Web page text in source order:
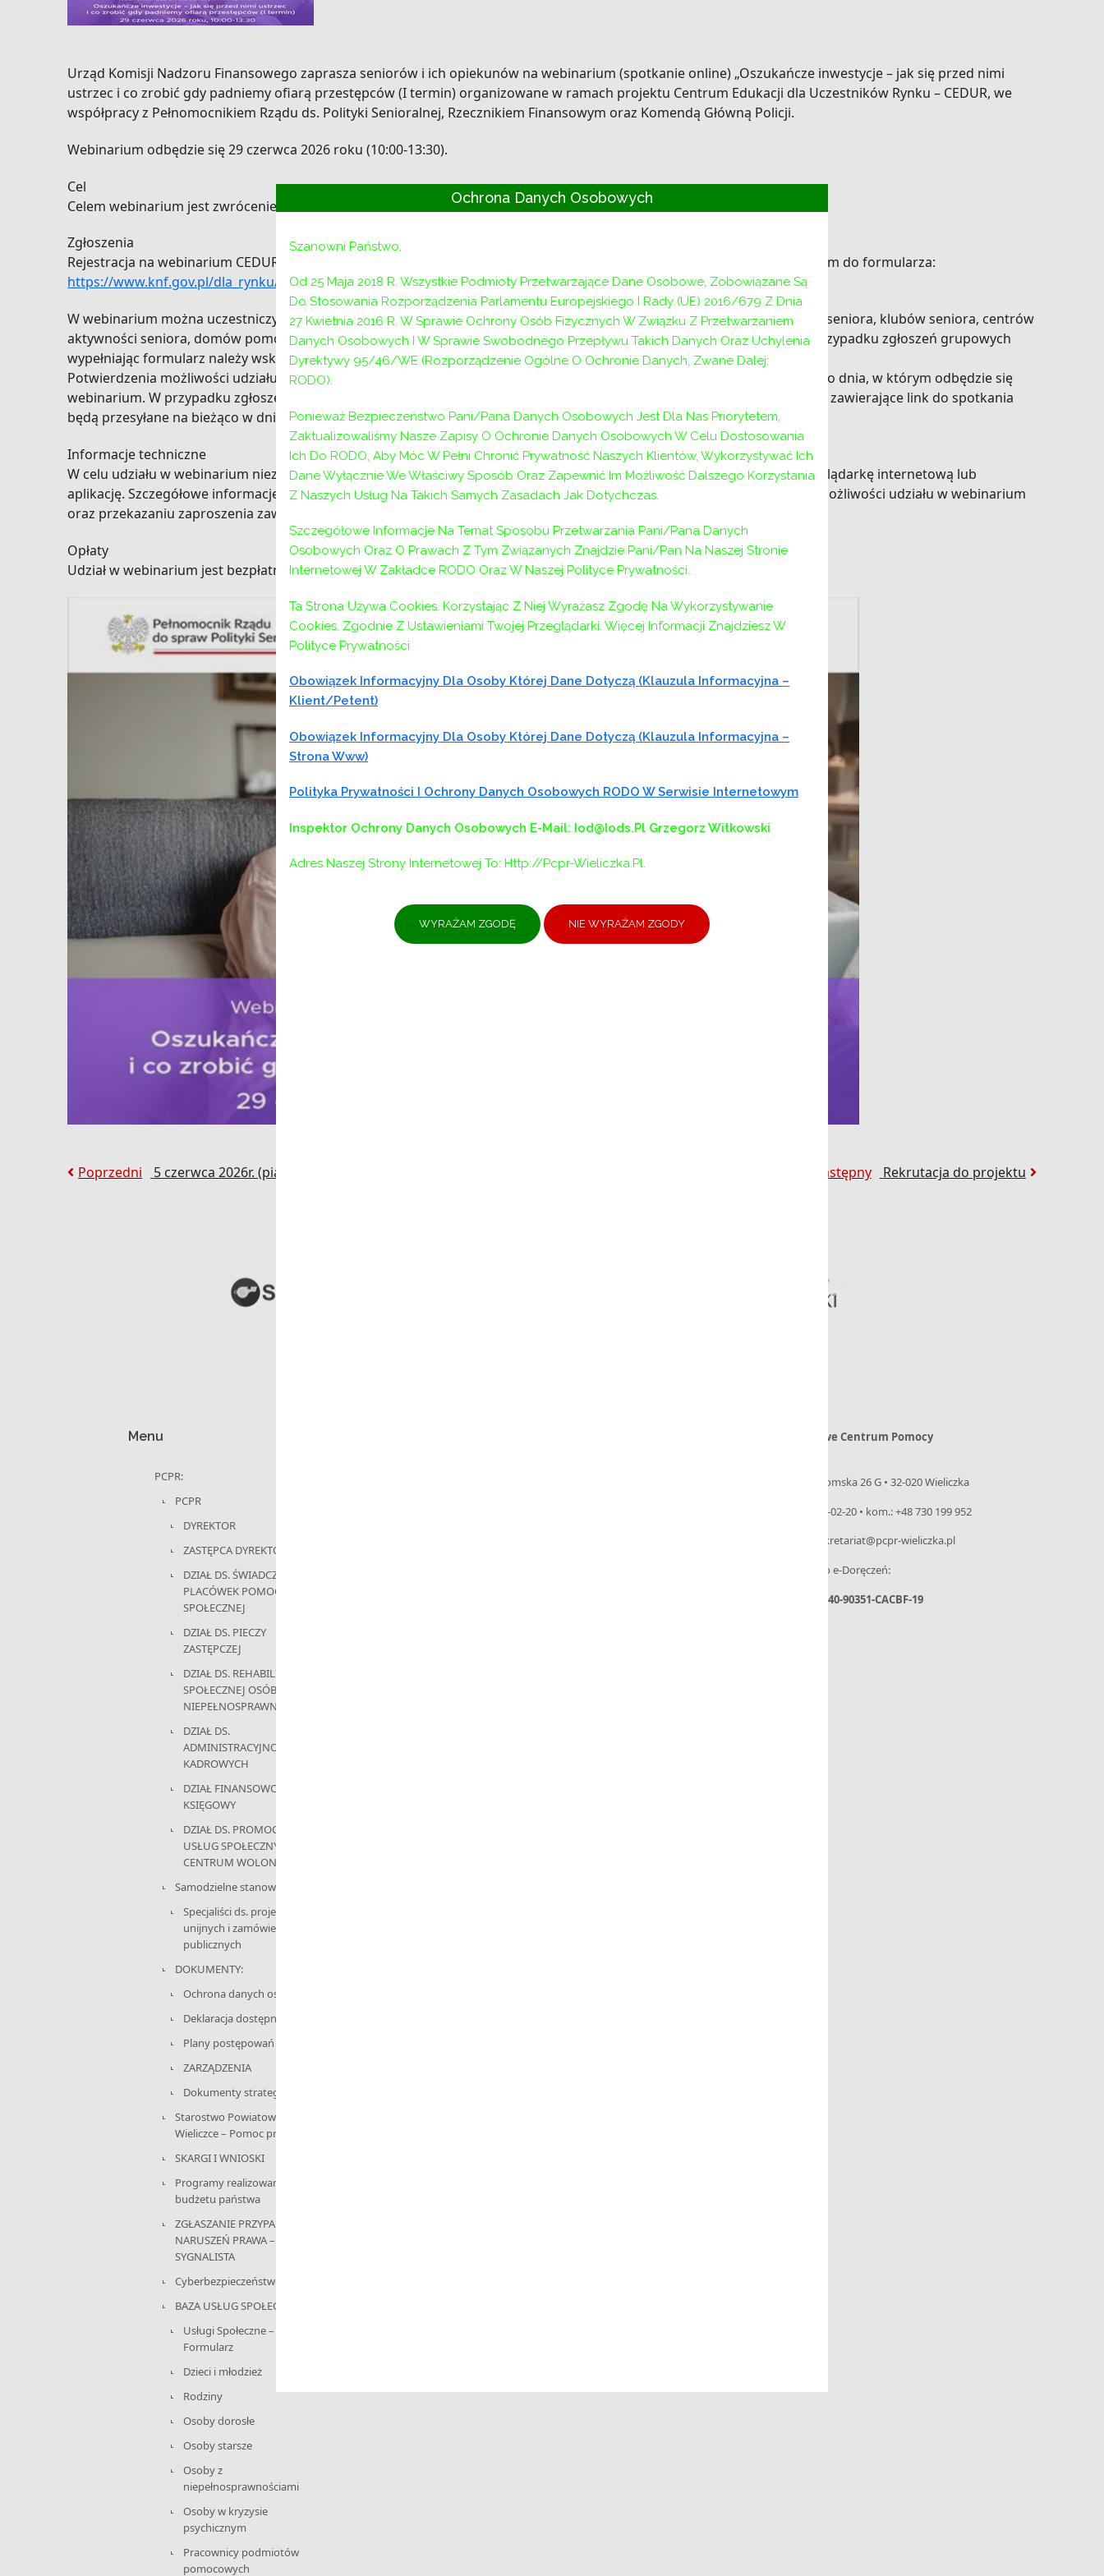
Ochrona Danych Osobowych
Szanowni Państwo,
Od 25 Maja 2018 R. Wszystkie Podmioty Przetwarzające Dane Osobowe, Zobowiązane Są
Do Stosowania Rozporządzenia Parlamentu Europejskiego I Rady (UE) 2016/679 Z Dnia
27 Kwietnia 2016 R. W Sprawie Ochrony Osób Fizycznych W Związku Z Przetwarzaniem
Danych Osobowych I W Sprawie Swobodnego Przepływu Takich Danych Oraz Uchylenia
Dyrektywy 95/46/WE (Rozporządzenie Ogólne O Ochronie Danych, Zwane Dalej:
RODO).
Ponieważ Bezpieczeństwo Pani/Pana Danych Osobowych Jest Dla Nas Priorytetem,
Zaktualizowaliśmy Nasze Zapisy O Ochronie Danych Osobowych W Celu Dostosowania
Ich Do RODO, Aby Móc W Pełni Chronić Prywatność Naszych Klientów, Wykorzystywać Ich
Dane Wyłącznie We Właściwy Sposób Oraz Zapewnić Im Możliwość Dalszego Korzystania
Z Naszych Usług Na Takich Samych Zasadach Jak Dotychczas.
Szczegółowe Informacje Na Temat Sposobu Przetwarzania Pani/Pana Danych
Osobowych Oraz O Prawach Z Tym Związanych Znajdzie Pani/Pan Na Naszej Stronie
Internetowej W Zakładce RODO Oraz W Naszej Polityce Prywatności.
Ta Strona Używa Cookies. Korzystając Z Niej Wyrażasz Zgodę Na Wykorzystywanie
Cookies, Zgodnie Z Ustawieniami Twojej Przeglądarki. Więcej Informacji Znajdziesz W
Polityce Prywatności
Obowiązek Informacyjny Dla Osoby Której Dane Dotyczą (klauzula Informacyjna –
Klient/petent)
Obowiązek Informacyjny Dla Osoby Której Dane Dotyczą (klauzula Informacyjna –
Strona Www)
Polityka Prywatności I Ochrony Danych Osobowych RODO W Serwisie Internetowym
Inspektor Ochrony Danych Osobowych E-Mail: Iod@iods.pl Grzegorz Witkowski
Adres Naszej Strony Internetowej To: Http://pcpr-Wieliczka.pl.
Urząd Komisji Nadzoru Finansowego zaprasza seniorów i ich opiekunów na webinarium (spotkanie online) „Oszukańcze inwestycje – jak się przed nimi
ustrzec i co zrobić gdy padniemy ofiarą przestępców (I termin) organizowane w ramach projektu Centrum Edukacji dla Uczestników Rynku – CEDUR, we
współpracy z Pełnomocnikiem Rządu ds. Polityki Senioralnej, Rzecznikiem Finansowym oraz Komendą Główną Policji.
Webinarium odbędzie się 29 czerwca 2026 roku (10:00-13:30).
Cel
Celem webinarium jest zwrócenie uwagi na zagrożenia związane z przestępczością na rynku finansowym.
Zgłoszenia
Rejestracja na webinarium CEDUR odbywa się poprzez elektroniczny formularz zgłoszeniowy – link do strony z odnośnikiem do formularza:
https://www.knf.gov.pl/dla_rynku/edukacja_cedur/seminaria?articleId=98165&p_id=18
W webinarium można uczestniczyć zarówno samodzielnie, jak i grupowo (zgłoszeń mogą dokonywać pracownicy domów seniora, klubów seniora, centrów
aktywności seniora, domów pomocy społecznej, placówek społeczno-kulturalnych np. bibliotek, domów kultury, itp.). W przypadku zgłoszeń grupowych
wypełniając formularz należy wskazać przybliżoną liczbę uczestników webinarium.
Potwierdzenia możliwości udziału zostaną przesłane do 28 czerwca 2026 roku. Formularz zgłoszeniowy będzie dostępny do dnia, w którym odbędzie się
webinarium. W przypadku zgłoszeń, które wpłyną w dniu webinarium, potwierdzenia możliwości udziału oraz zaproszenia zawierające link do spotkania
będą przesyłane na bieżąco w dniu wydarzenia.
Informacje techniczne
W celu udziału w webinarium niezbędne jest stabilne łącze internetowe. W webinarium można uczestniczyć poprzez przeglądarkę internetową lub
aplikację. Szczegółowe informacje techniczne dotyczące dołączenia do webinarium zostaną przesłane po potwierdzeniu możliwości udziału w webinarium
oraz przekazaniu zaproszenia zawierającego link do spotkania.
Opłaty
Udział w webinarium jest bezpłatny.
Nawigacja
Poprzedni Poprzedni:
5 czerwca 2026r. (piątek) – dniem wolnym od pracy w Powiatowym Centrum Pomocy Rodzinie w Wieliczce Następny Następny:
Rekrutacja do projektu
Menu
PCPR:
PCPR
DYREKTOR
ZASTĘPCA DYREKTORA
DZIAŁ DS. ŚWIADCZEŃ I
PLACÓWEK POMOCY
SPOŁECZNEJ
DZIAŁ DS. PIECZY
ZASTĘPCZEJ
DZIAŁ DS. REHABILITACJI
SPOŁECZNEJ OSÓB
NIEPEŁNOSPRAWNYCH
DZIAŁ DS.
ADMINISTRACYJNO-
KADROWYCH
DZIAŁ FINANSOWO-
KSIĘGOWY
DZIAŁ DS. PROMOCJI,
USŁUG SPOŁECZNYCH I
CENTRUM WOLONTARIATU
Samodzielne stanowisko:
Specjaliści ds. projektów
unijnych i zamówień
publicznych
DOKUMENTY:
Ochrona danych osobowych
Deklaracja dostępności
Plany postępowań
ZARZĄDZENIA
Dokumenty strategiczne
Starostwo Powiatowe w
Wieliczce – Pomoc prawnika
SKARGI I WNIOSKI
Programy realizowane z
budżetu państwa
ZGŁASZANIE PRZYPADKÓW
NARUSZEŃ PRAWA –
SYGNALISTA
Cyberbezpieczeństwo
BAZA USŁUG SPOŁECZNYCH
Usługi Społeczne –
Formularz
Dzieci i młodzież
Rodziny
Osoby dorosłe
Osoby starsze
Osoby z
niepełnosprawnościami
Osoby w kryzysie
psychicznym
Pracownicy podmiotów
pomocowych
Powiatowe Centrum Pomocy
ul. Niepołomska 26 G • 32-020 Wieliczka
tel. 12 288-02-20 • kom.: +48 730 199 952
e-mail: sekretariat@pcpr-wieliczka.pl
– Adres do e-Doręczeń:
AE:PL-31440-90351-CACBF-19